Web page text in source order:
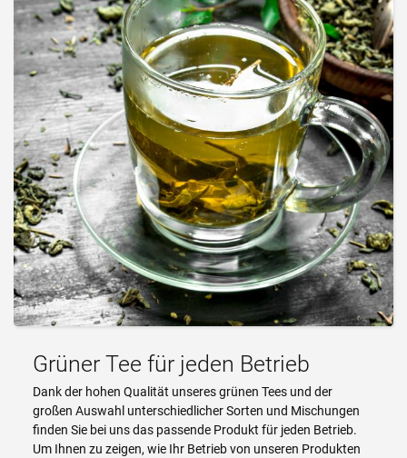
Grüner Tee für jeden Betrieb
Dank der hohen Qualität unseres grünen Tees und der
großen Auswahl unterschiedlicher Sorten und Mischungen
finden Sie bei uns das passende Produkt für jeden Betrieb.
Um Ihnen zu zeigen, wie Ihr Betrieb von unseren Produkten